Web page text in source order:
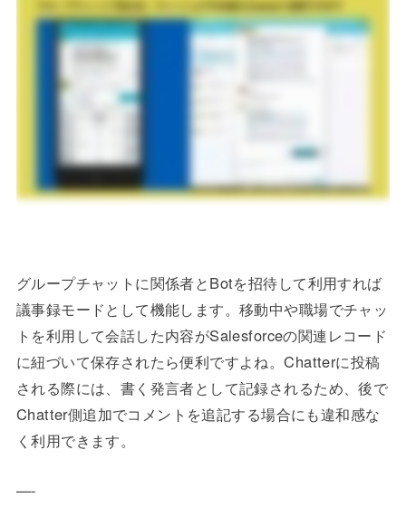
グループチャットに関係者とBotを招待して利用すれば
議事録モードとして機能します。移動中や職場でチャッ
トを利用して会話した内容がSalesforceの関連レコード
に紐づいて保存されたら便利ですよね。Chatterに投稿
される際には、書く発言者として記録されるため、後で
Chatter側追加でコメントを追記する場合にも違和感な
く利用できます。
—-